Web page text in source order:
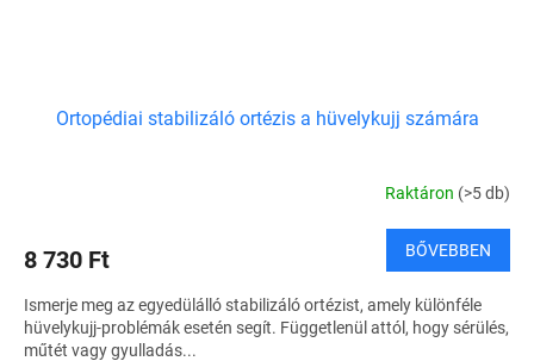
Ortopédiai stabilizáló ortézis a hüvelykujj számára
Raktáron (>5 db)
8 730 Ft BŐVEBBEN
Ismerje meg az egyedülálló stabilizáló ortézist, amely különféle
hüvelykujj-problémák esetén segít. Függetlenül attól, hogy sérülés,
műtét vagy gyulladás...